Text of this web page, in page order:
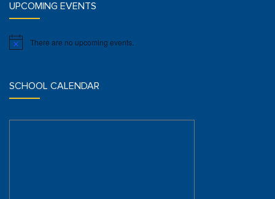
UPCOMING EVENTS
Notice There are no upcoming events.
SCHOOL CALENDAR